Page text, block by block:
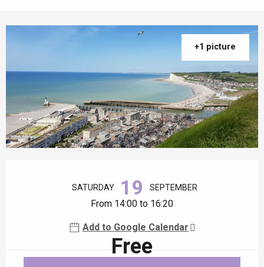
+1 picture
SATURDAY 19 SEPTEMBER
From 14:00 to 16:20
Add to Google Calendar
Free